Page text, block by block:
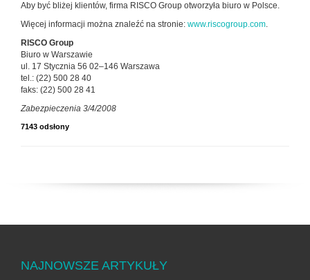
Aby być bliżej klientów, firma RISCO Group otworzyła biuro w Polsce.
Więcej informacji można znaleźć na stronie: www.risco­group.com.
RISCO Group
Biuro w Warszawie
ul. 17 Stycznia 56 02–146 Warszawa
tel.: (22) 500 28 40
faks: (22) 500 28 41
Zabezpieczenia 3/4/2008
7143 odsłony
NAJNOWSZE ARTYKUŁY